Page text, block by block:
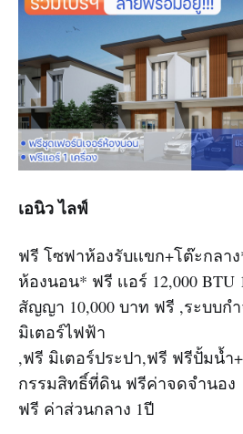
เอนิว ไลฟ์
ฟรี โซฟาห้องรับเเขก+โต๊ะกลา
ห้องนอน* ฟรี เเอร์ 12,000
สัญญา 10,000 บาท ฟรี ,ระบบก
มิเตอร์ไฟฟ้า
,ฟรี มิเตอร์ประปา,ฟรี ฟรีปั้มน้ำ
กรรมสิทธิ์ที่ดิน ฟรีค่าจดจำนอง
ฟรี ค่าส่วนกลาง 1ปี